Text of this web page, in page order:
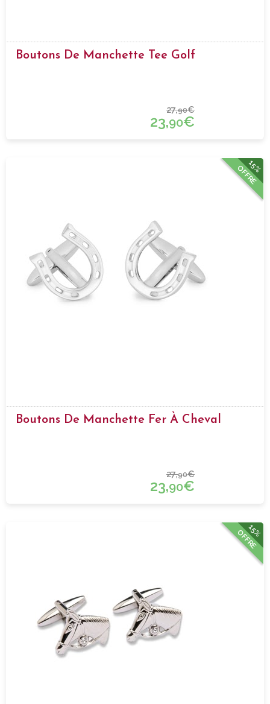
Boutons De Manchette Tee Golf
27,90€
23,90€
15%
OFFRE
Boutons De Manchette Fer À Cheval
27,90€
23,90€
15%
OFFRE